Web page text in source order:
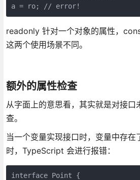
a = ro; // error!
readonly 针对一个对象的属性，
这两个使用场景不同。
额外的属性检查
从字面上的意思看，其实就是对接口
查。
当一个变量实现接口时，变量中存在
时，TypeScript 会进行报错：
interface Point {